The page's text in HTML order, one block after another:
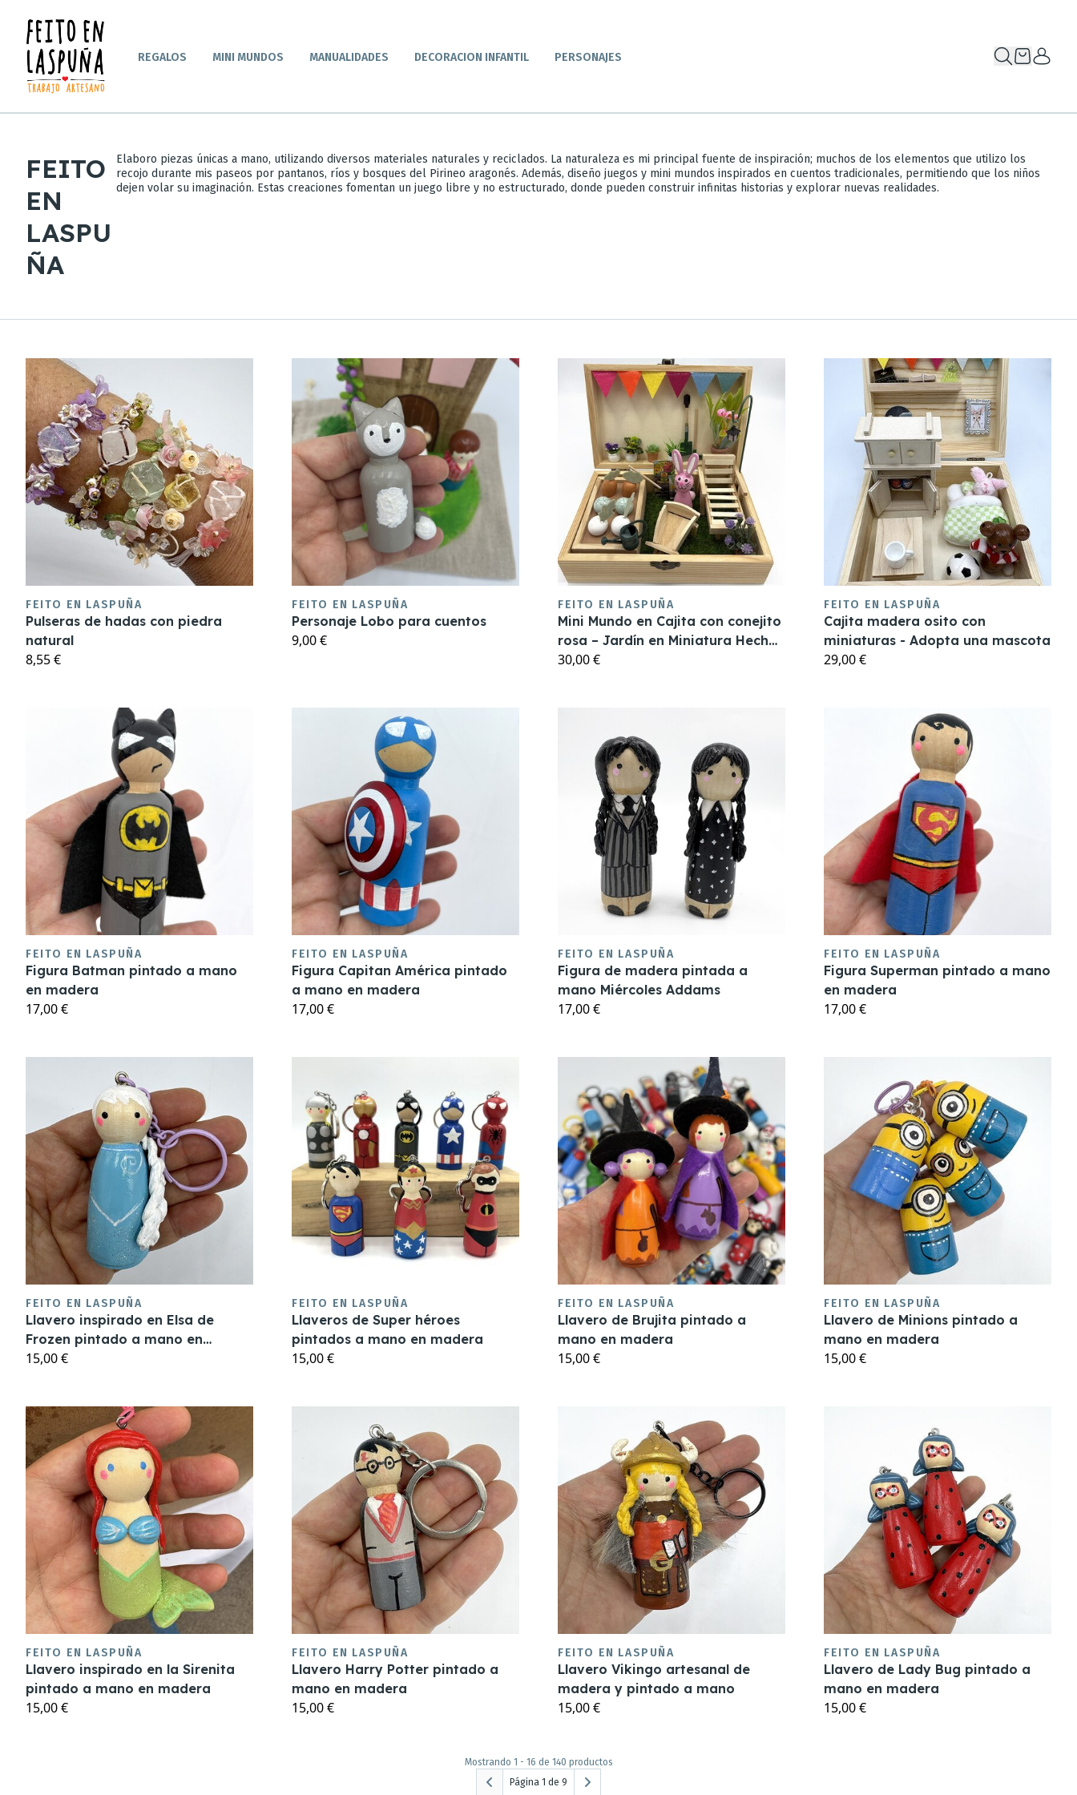
REGALOS MINI MUNDOS MANUALIDADES DECORACION INFANTIL PERSONAJES
FEITO
EN
LASPU
ÑA
Elaboro piezas únicas a mano, utilizando diversos materiales naturales y reciclados. La naturaleza es mi principal fuente de inspiración; muchos de los elementos que utilizo los
recojo durante mis paseos por pantanos, ríos y bosques del Pirineo aragonés. Además, diseño juegos y mini mundos inspirados en cuentos tradicionales, permitiendo que los niños
dejen volar su imaginación. Estas creaciones fomentan un juego libre y no estructurado, donde pueden construir infinitas historias y explorar nuevas realidades.
FEITO EN LASPUÑA
Pulseras de hadas con piedra
natural
8,55 €
FEITO EN LASPUÑA
Personaje Lobo para cuentos
9,00 €
FEITO EN LASPUÑA
Mini Mundo en Cajita con conejito
rosa – Jardín en Miniatura Hecho
a Mano
30,00 €
FEITO EN LASPUÑA
Cajita madera osito con
miniaturas - Adopta una mascota
29,00 €
FEITO EN LASPUÑA
Figura Batman pintado a mano
en madera
17,00 €
FEITO EN LASPUÑA
Figura Capitan América pintado
a mano en madera
17,00 €
FEITO EN LASPUÑA
Figura de madera pintada a
mano Miércoles Addams
17,00 €
FEITO EN LASPUÑA
Figura Superman pintado a mano
en madera
17,00 €
FEITO EN LASPUÑA
Llavero inspirado en Elsa de
Frozen pintado a mano en
madera
15,00 €
FEITO EN LASPUÑA
Llaveros de Super héroes
pintados a mano en madera
15,00 €
FEITO EN LASPUÑA
Llavero de Brujita pintado a
mano en madera
15,00 €
FEITO EN LASPUÑA
Llavero de Minions pintado a
mano en madera
15,00 €
FEITO EN LASPUÑA
Llavero inspirado en la Sirenita
pintado a mano en madera
15,00 €
FEITO EN LASPUÑA
Llavero Harry Potter pintado a
mano en madera
15,00 €
FEITO EN LASPUÑA
Llavero Vikingo artesanal de
madera y pintado a mano
15,00 €
FEITO EN LASPUÑA
Llavero de Lady Bug pintado a
mano en madera
15,00 €
Mostrando 1 - 16 de 140 productos
Página 1 de 9